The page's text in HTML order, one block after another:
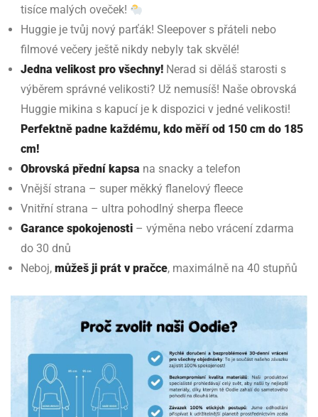
tisíce malých oveček!
Huggie je tvůj nový parťák! Sleepover s přáteli nebo
filmové večery ještě nikdy nebyly tak skvělé!
Jedna velikost pro všechny! Nerad si děláš starosti s
výběrem správné velikosti? Už nemusíš! Naše obrovská
Huggie mikina s kapucí je k dispozici v jedné velikosti!
Perfektně padne každému, kdo měří od 150 cm do 185
cm!
Obrovská přední kapsa na snacky a telefon
Vnější strana – super měkký flanelový fleece
Vnitřní strana – ultra pohodlný sherpa fleece
Garance spokojenosti – výměna nebo vrácení zdarma
do 30 dnů
Neboj, můžeš ji prát v pračce, maximálně na 40 stupňů